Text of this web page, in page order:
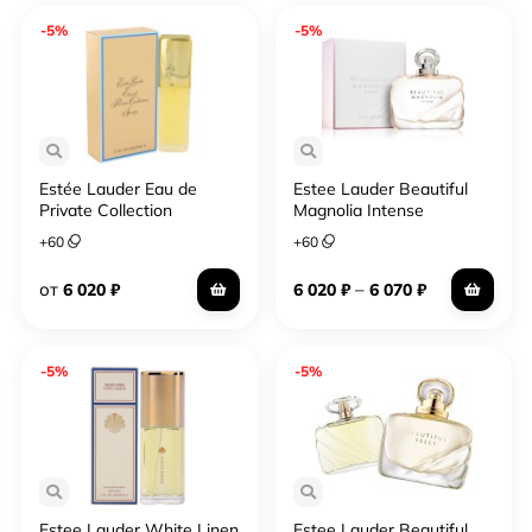
-5%
Estée Lauder Eau de
Private Collection
+60
от 6 020 ₽
-5%
Estee Lauder Beautiful
Magnolia Intense
+60
6 020 ₽– 6 070 ₽
-5% -5%